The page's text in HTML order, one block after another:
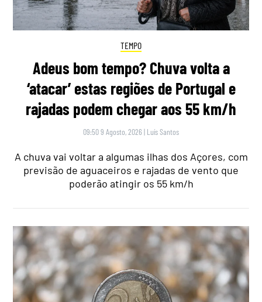
TEMPO
Adeus bom tempo? Chuva volta a
‘atacar’ estas regiões de Portugal e
rajadas podem chegar aos 55 km/h
09:50 9 Agosto, 2026 | Luís Santos
A chuva vai voltar a algumas ilhas dos Açores, com
previsão de aguaceiros e rajadas de vento que
poderão atingir os 55 km/h